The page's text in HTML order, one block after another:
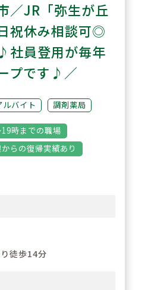
対人業務に注力で
を推進されていま
験の方も安心！同
ルチェックシー
どのスキルがある
がら勤務スタート
／JR「弥生が丘
祝休み相談可◎
社員登用が毎年
プです♪／
ルバイト 調剤薬局
時までの職場
らの復帰実績あり
徒歩14分